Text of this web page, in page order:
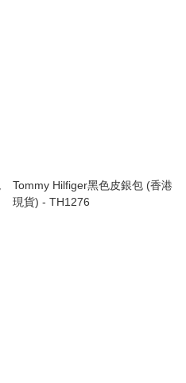
Tommy Hilfiger黑色皮銀包 (香港
現貨) - TH1276